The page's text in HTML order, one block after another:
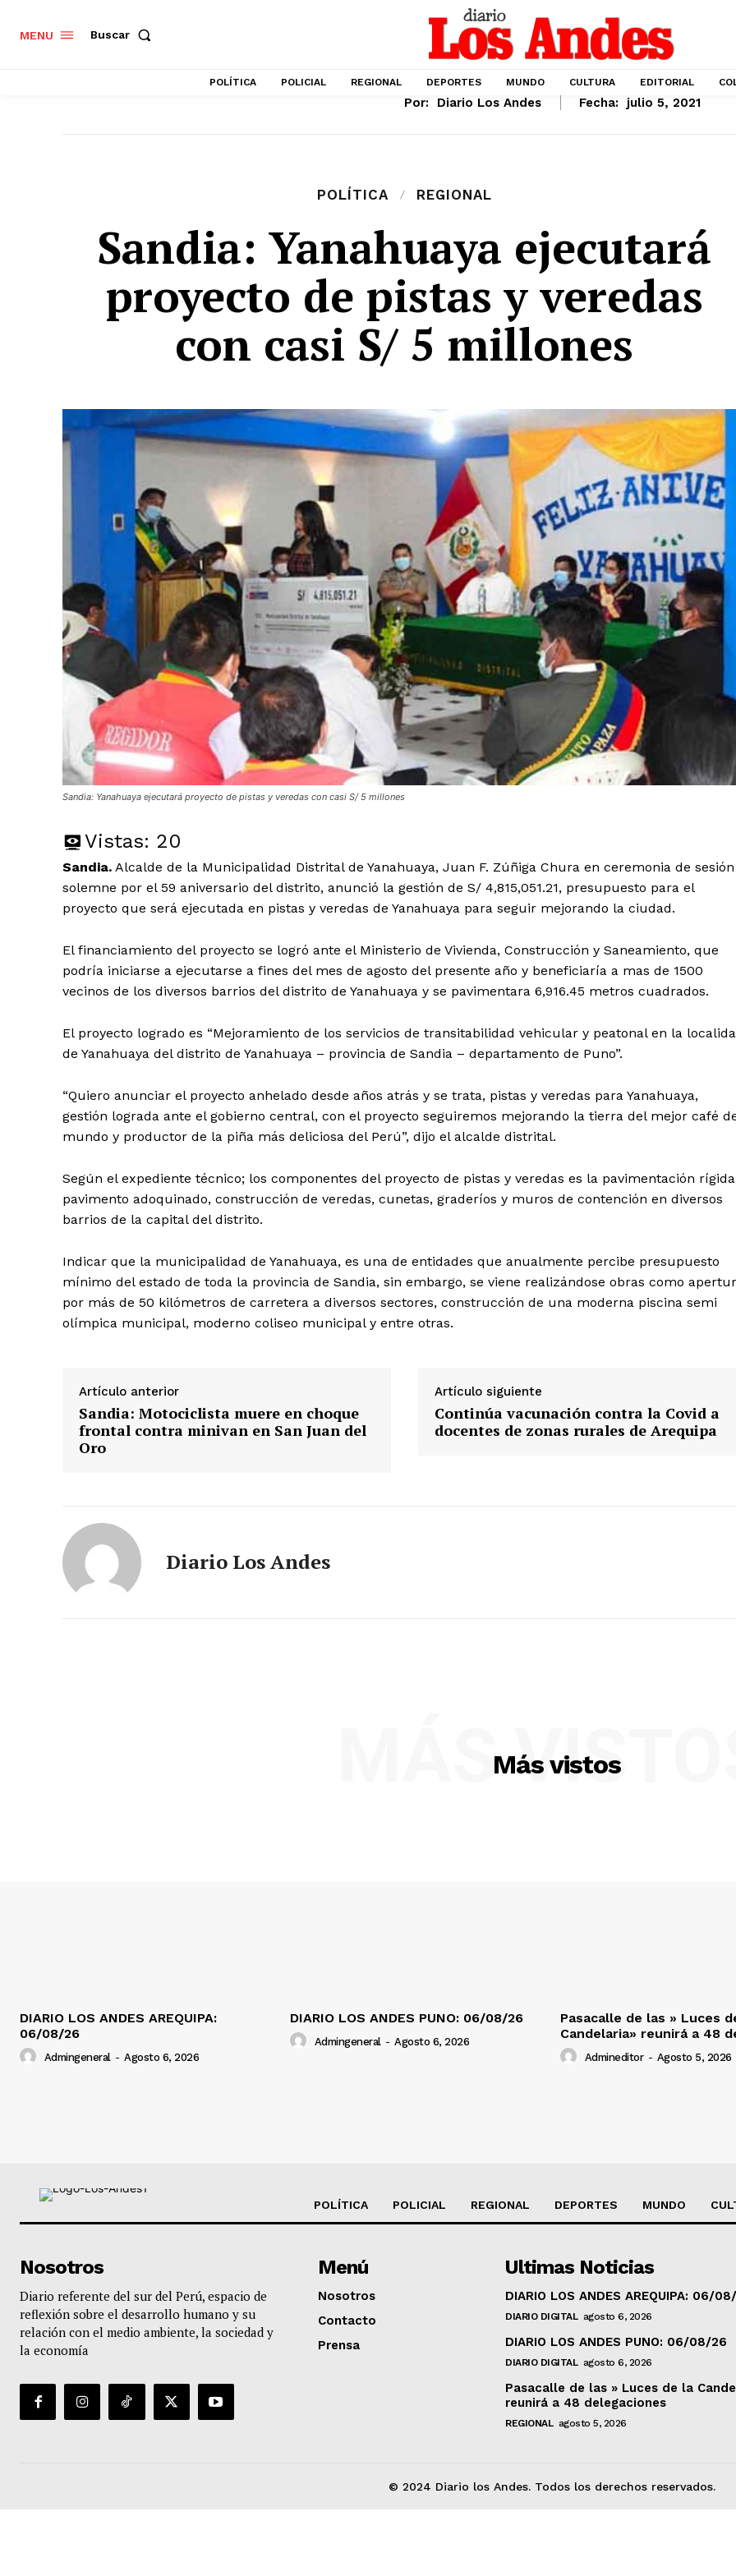
Diario los Andes
Nosotros
MENU Buscar
POLÍTICA POLICIAL REGIONAL DEPORTES MUNDO CULTURA EDITORIAL
Por: Diario Los Andes Fecha: julio 5, 2021
POLÍTICA REGIONAL
Sandia: Yanahuaya ejecutará
proyecto de pistas y veredas
con casi S/ 5 millones
Sandia: Yanahuaya ejecutará proyecto de pistas y veredas con casi S/ 5 millones
Vistas: 20
Sandia. Alcalde de la Municipalidad Distrital de Yanahuaya, Juan F. Zúñiga Chura en ceremonia de sesión
solemne por el 59 aniversario del distrito, anunció la gestión de S/ 4,815,051.21, presupuesto para el
proyecto que será ejecutada en pistas y veredas de Yanahuaya para seguir mejorando la ciudad.
El financiamiento del proyecto se logró ante el Ministerio de Vivienda, Construcción y Saneamiento, que
podría iniciarse a ejecutarse a fines del mes de agosto del presente año y beneficiaría a mas de 1500
vecinos de los diversos barrios del distrito de Yanahuaya y se pavimentara 6,916.45 metros cuadrados.
El proyecto logrado es “Mejoramiento de los servicios de transitabilidad vehicular y peatonal en la
de Yanahuaya del distrito de Yanahuaya – provincia de Sandia – departamento de Puno”.
“Quiero anunciar el proyecto anhelado desde años atrás y se trata, pistas y veredas para Yanahuaya,
gestión lograda ante el gobierno central, con el proyecto seguiremos mejorando la tierra del mejor café
mundo y productor de la piña más deliciosa del Perú”, dijo el alcalde distrital.
Según el expediente técnico; los componentes del proyecto de pistas y veredas es la pavimentación
pavimento adoquinado, construcción de veredas, cunetas, graderíos y muros de contención en diversos
barrios de la capital del distrito.
Indicar que la municipalidad de Yanahuaya, es una de entidades que anualmente percibe presupuesto
mínimo del estado de toda la provincia de Sandia, sin embargo, se viene realizándose obras como
por más de 50 kilómetros de carretera a diversos sectores, construcción de una moderna piscina semi
olímpica municipal, moderno coliseo municipal y entre otras.
Artículo anterior
Sandia: Motociclista muere en choque
frontal contra minivan en San Juan del
Oro
Artículo siguiente
Continúa vacunación contra la Covid a
docentes de zonas rurales de Arequipa
Diario Los Andes
Más vistos
MÁS
DIARIO LOS ANDES AREQUIPA:
06/08/26
Admingeneral - Agosto 6, 2026
DIARIO LOS ANDES PUNO: 06/08/26
Admingeneral - Agosto 6, 2026
Pasacalle de las » Luces
Candelaria» reunirá a 48
Admineditor - Agosto 5, 2026
POLÍTICA POLICIAL REGIONAL DEPORTES MUNDO
Nosotros
Diario referente del sur del Perú, espacio de
reflexión sobre el desarrollo humano y su
relación con el medio ambiente, la sociedad y
la economía
Menú
Nosotros
Contacto
Prensa
Ultimas Noticias
DIARIO LOS ANDES AREQUIPA: 06/
DIARIO DIGITAL agosto 6, 2026
DIARIO LOS ANDES PUNO: 06/08/26
DIARIO DIGITAL agosto 6, 2026
Pasacalle de las » Luces de la
reunirá a 48 delegaciones
REGIONAL agosto 5, 2026
© 2024 Diario los Andes. Todos los derechos reservados.